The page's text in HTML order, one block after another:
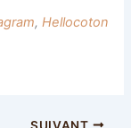
, Hellocoton
SUIVANT